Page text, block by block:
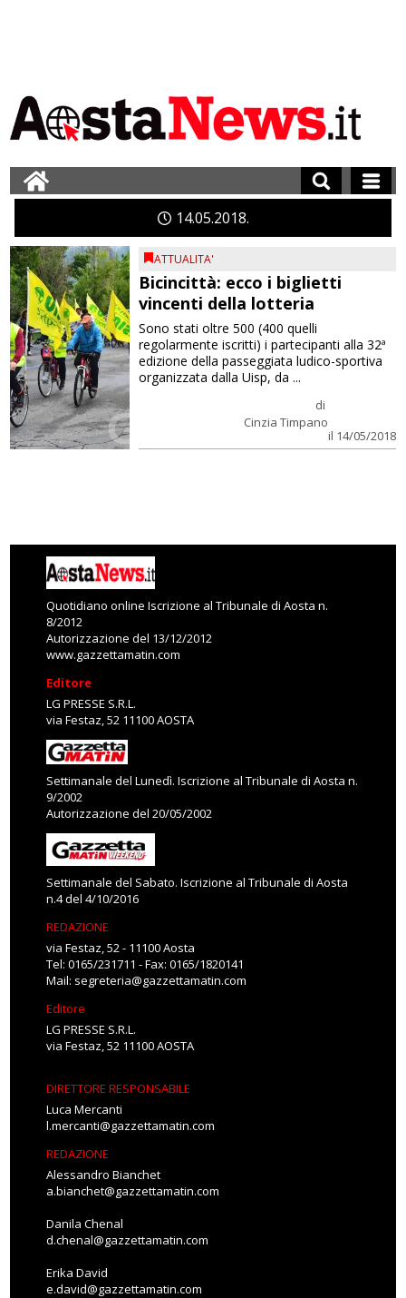
1405 2018
ATTUALITA'
Bicincittà: ecco i biglietti
vincenti della lotteria
di
Cinzia Timpano
il 14/05/2018
Sono stati oltre 500 (400 quelli
regolarmente iscritti) i partecipanti alla 32ª
edizione della passeggiata ludico-sportiva
organizzata dalla Uisp, da ...
Quotidiano online Iscrizione al Tribunale di Aosta n.
8/2012
Autorizzazione del 13/12/2012
www.gazzettamatin.com
Editore
LG PRESSE S.R.L.
via Festaz, 52 11100 AOSTA
Settimanale del Lunedì. Iscrizione al Tribunale di Aosta n.
9/2002
Autorizzazione del 20/05/2002
Settimanale del Sabato. Iscrizione al Tribunale di Aosta
n.4 del 4/10/2016
REDAZIONE
via Festaz, 52 - 11100 Aosta
Tel: 0165/231711 - Fax: 0165/1820141
Mail: segreteria@gazzettamatin.com
Editore
LG PRESSE S.R.L.
via Festaz, 52 11100 AOSTA
DIRETTORE RESPONSABILE
Luca Mercanti
l.mercanti@gazzettamatin.com
REDAZIONE
Alessandro Bianchet
a.bianchet@gazzettamatin.com
Danila Chenal
d.chenal@gazzettamatin.com
Erika David
e.david@gazzettamatin.com